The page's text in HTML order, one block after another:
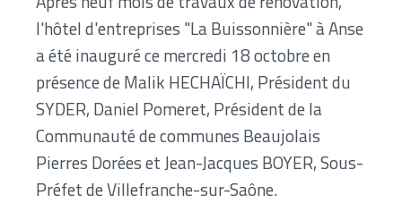
l'hôtel d'entreprises "La Buissonnière" à Anse
a été inauguré ce mercredi 18 octobre en
présence de Malik HECHAÏCHI, Président du
SYDER, Daniel Pomeret, Président de la
Communauté de communes Beaujolais
Pierres Dorées et Jean-Jacques BOYER, Sous-
Préfet de Villefranche-sur-Saône.